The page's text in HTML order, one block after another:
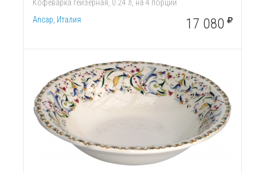
Кофеварка гейзерная, 0.24 л, на 4 порции
Ancap, Италия
17 080